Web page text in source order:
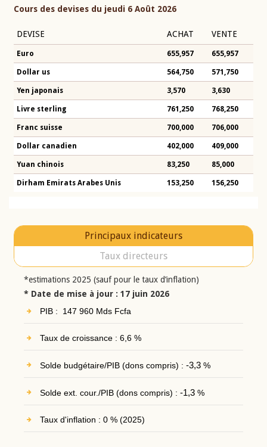
Cours des devises du jeudi 6 Août 2026
DEVISE ACHAT VENTE
Euro 655,957 655,957
Dollar us 564,750 571,750
Yen japonais 3,570 3,630
Livre sterling 761,250 768,250
Franc suisse 700,000 706,000
Dollar canadien 402,000 409,000
Yuan chinois 83,250 85,000
Dirham Emirats Arabes Unis 153,250 156,250
Principaux indicateurs
Taux directeurs
*estimations 2025 (sauf pour le taux d’inflation)
* Date de mise à jour : 17 juin 2026
PIB : 147 960 Mds Fcfa
Taux de croissance : 6,6 %
Solde budgétaire/PIB (dons compris) : -3,3%
Solde ext. cour./PIB (dons compris) : -1,3%
Taux d'inflation : 0 % (2025)